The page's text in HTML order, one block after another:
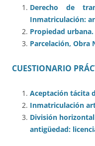
Derecho de
Inmatriculación:
Propiedad urbana.
Parcelación, Obra
CUESTIONARIO
Aceptación tácita
Inmatriculación
División
antigüedad: